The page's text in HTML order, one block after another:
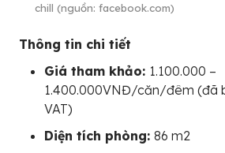
chill (nguồn: facebook.com)
Thông tin chi tiết
Giá tham khảo: 1.100.000 –
1.400.000VNĐ/căn/đêm (đã
VAT)
Diện tích phòng: 86 m2